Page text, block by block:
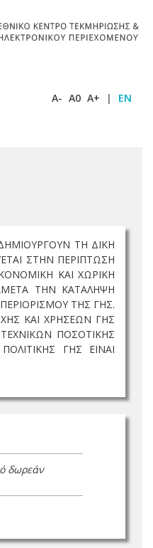
A- A0 A+ | EN
ΤΗ ΔΙΚΗ
ΣΤΗΝ ΠΕΡΙΠΤΩΣΗ
ΚΑΙ ΧΩΡΙΚΗ
ΤΗΝ ΚΑΤΑΛΗΨΗ
ΤΗΣ ΓΗΣ.
ΚΑΙ ΧΡΗΣΕΩΝ ΓΗΣ
ΠΟΣΟΤΙΚΗΣ
ΓΗΣ ΕΙΝΑΙ
δωρεάν